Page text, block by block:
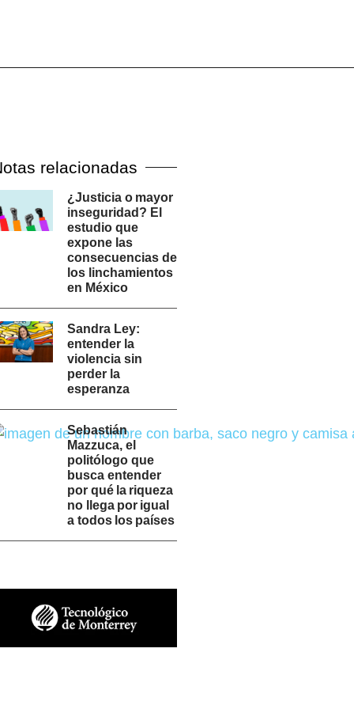
relacionadas
¿Justicia o mayor
inseguridad? El
estudio que
expone las
consecuencias de
los linchamientos
en México
Sandra Ley:
entender la
violencia sin
perder la
esperanza
Sebastián
Mazzuca, el
politólogo que
busca entender
por qué la riqueza
no llega por igual
a todos los países